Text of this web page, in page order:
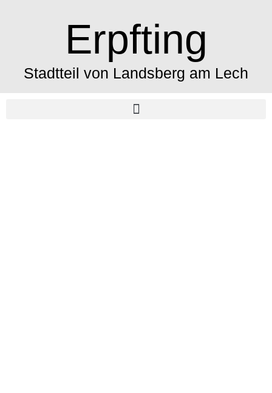
Erpfting
Stadtteil von Landsberg am Lech